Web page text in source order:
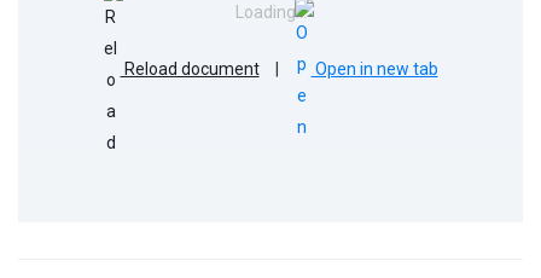
Loading...
Reload document Open in new tab